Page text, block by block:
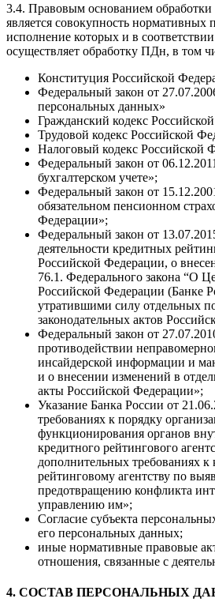
3.4. Правовым основанием
является совокупность нормативных
исполнение которых и в
осуществляет обработку ПДн, в том
Конституция Российской
Федеральный закон от
персональных данных»
Гражданский кодекс
Трудовой кодекс Российской
Налоговый кодекс Российской
Федеральный закон от
бухгалтерском учете»;
Федеральный закон от
обязательном пенсионном
Федерации»;
Федеральный закон от
деятельности кредитных
Российской Федерации, о
76.1. Федерального закона “О
Российской Федерации (Банке
утратившими силу отдельных
законодательных актов
Федеральный закон от
противодействии
инсайдерской информации и
и о внесении изменений в
акты Российской Федерации»;
Указание Банка России от
требованиях к порядку
функционирования органов
кредитного рейтингового
дополнительных требованиях к
рейтинговому агентству по
предотвращению конфликта
управлению им»;
Согласие субъекта
его персональных данных;
иные нормативные правовые
отношения, связанные с
4. СОСТАВ ПЕРСОНАЛЬНЫХ